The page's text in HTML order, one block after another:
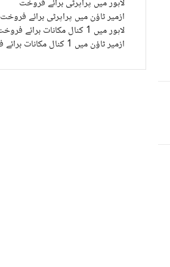
لاہور میں پراپرٹی برائے فروخت
ازمیر ٹاؤن میں پراپرٹی برائے فروخت
لاہور میں 1 کنال مکانات برائے فروخت
ازمیر ٹاؤن میں 1 کنال مکانات برائے فروخت